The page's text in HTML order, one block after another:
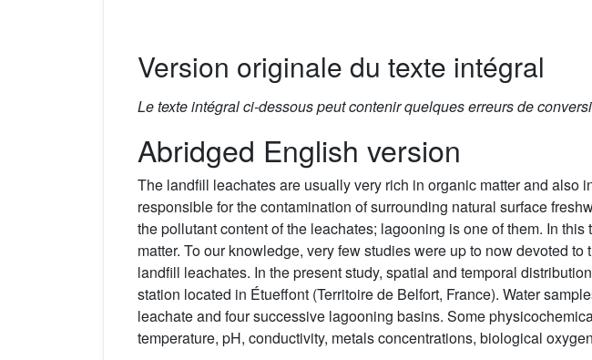
Version originale du texte intégral
Le texte intégral ci-dessous peut contenir quelques erreurs de
Abridged English version
The landfill leachates are usually very rich in organic matter and
responsible for the contamination of surrounding natural surface
the pollutant content of the leachates; lagooning is one of them. In
matter. To our knowledge, very few studies were up to now devoted
landfill leachates. In the present study, spatial and temporal
station located in Étueffont (Territoire de Belfort, France). Water
leachate and four successive lagooning basins. Some
temperature, pH, conductivity, metals concentrations, biological